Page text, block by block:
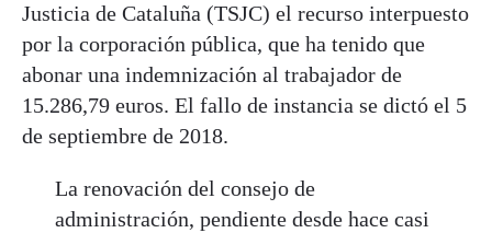
Justicia de Cataluña (TSJC) el recurso interpuesto
por la corporación pública, que ha tenido que
abonar una indemnización al trabajador de
15.286,79 euros. El fallo de instancia se dictó el 5
de septiembre de 2018.
La renovación del consejo de
administración, pendiente desde hace casi